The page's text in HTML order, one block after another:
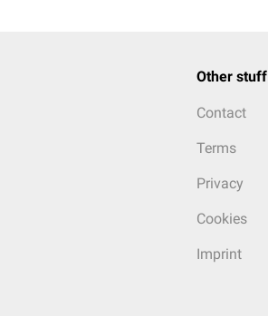
Other stuff
Contact
Terms
Privacy
Cookies
Imprint